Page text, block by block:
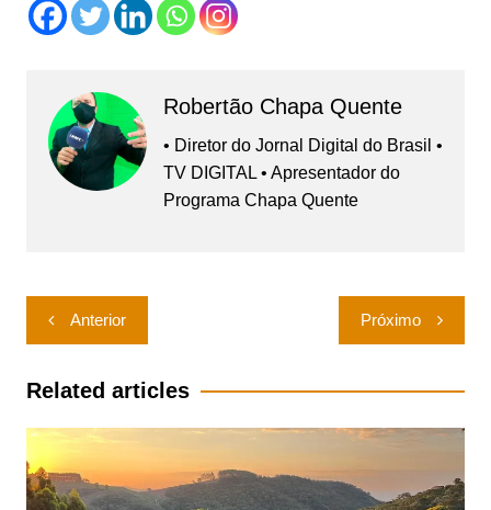
Robertão Chapa Quente
• Diretor do Jornal Digital do Brasil •
TV DIGITAL • Apresentador do
Programa Chapa Quente
Navegação
de
Post
Anterior Próximo
Related articles